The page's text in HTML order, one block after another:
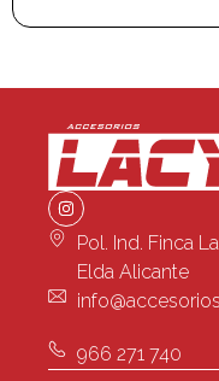
Pol. Ind. Finca
Elda Alicante
966 271 740